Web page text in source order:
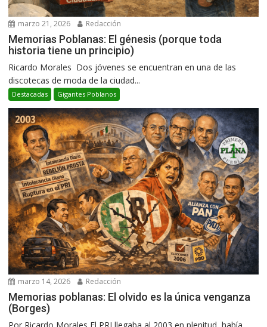
marzo 21, 2026 Redacción
Memorias Poblanas: El génesis (porque toda
historia tiene un principio)
Ricardo Morales Dos jóvenes se encuentran en una de las
discotecas de moda de la ciudad...
Destacadas Gigantes Poblanos
marzo 14, 2026 Redacción
Memorias poblanas: El olvido es la única venganza
(Borges)